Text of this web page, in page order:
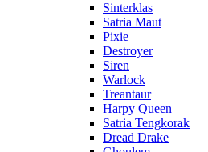
Sinterklas
Satria Maut
Pixie
Destroyer
Siren
Warlock
Treantaur
Harpy Queen
Satria Tengkorak
Dread Drake